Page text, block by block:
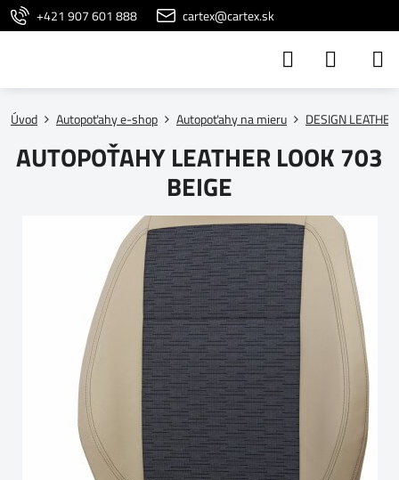
+421 907 601 888 cartex@cartex.sk
Úvod Autopoťahy e-shop Autopoťahy na mieru DESIGN
AUTOPOŤAHY LEATHER LOOK 703
BEIGE